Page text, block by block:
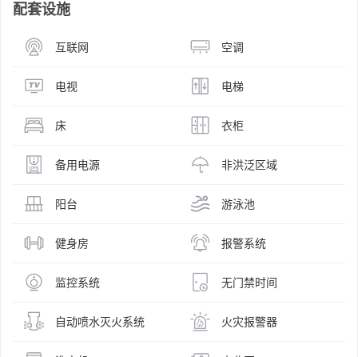
配套设施
互联网 空调
电视 电梯
床 衣柜
备用电源 非洪泛区域
阳台 游泳池
健身房 报警系统
监控系统 无门禁时间
自动喷水灭火系统 火灾报警器